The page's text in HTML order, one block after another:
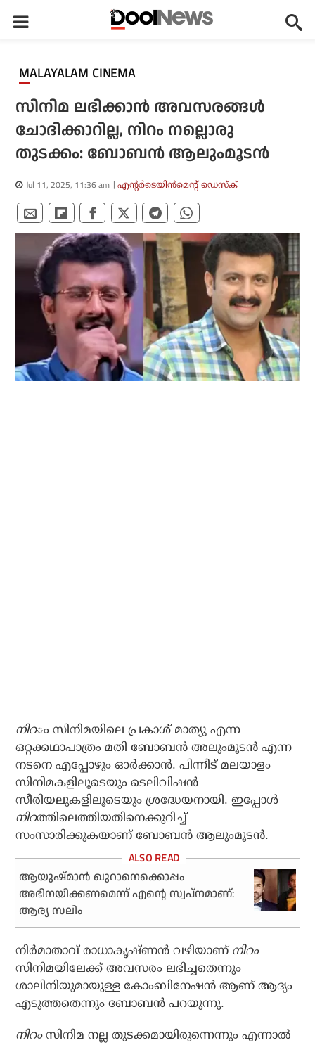
MALAYALAM CINEMA
സിനിമ ലഭിക്കാൻ അവസരങ്ങൾ
ചോദിക്കാറില്ല, നിറം നല്ലൊരു
തുടക്കം: ബോബൻ ആലുംമൂടൻ
Jul 11, 2025, 11:36 am എന്റര്‍ടെയിന്‍മെന്റ് ഡെസ്‌ക്
നിറം സിനിമയിലെ പ്രകാശ് മാത്യു എന്ന
ഒറ്റക്കഥാപാത്രം മതി ബോബൻ അലുംമൂടൻ എന്ന
നടനെ എപ്പോഴും ഓർക്കാൻ. പിന്നീട് മലയാളം
സിനിമകളിലൂടെയും ടെലിവിഷൻ
സീരിയലുകളിലൂടെയും ശ്രദ്ധേയനായി. ഇപ്പോൾ
നിറത്തിലെത്തിയതിനെക്കുറിച്ച്
സംസാരിക്കുകയാണ് ബോബൻ ആലുംമൂടൻ.
ആയുഷ്മാന്‍ ഖുറാനെക്കൊപ്പം
അഭിനയിക്കണമെന്ന് എന്റെ സ്വപ്‌നമാണ്:
ആര്യ സലിം
നിർമാതാവ് രാധാകൃഷ്‌ണൻ വഴിയാണ് നിറം
സിനിമയിലേക്ക് അവസരം ലഭിച്ചതെന്നും
ശാലിനിയുമായുള്ള കോംബിനേഷൻ ആണ് ആദ്യം
എടുത്തതെന്നും ബോബൻ പറയുന്നു.
നിറംസിനിമ നല്ല തുടക്കമായിരുന്നെന്നും എന്നാൽ